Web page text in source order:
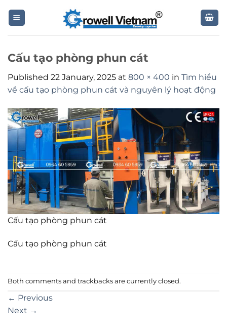
Cấu tạo phòng phun cát
Published 22 January, 2025 at 800 × 400 in Tìm hiểu
về cấu tạo phòng phun cát và nguyên lý hoạt động
Cấu tạo phòng phun cát
Cấu tạo phòng phun cát
Both comments and trackbacks are currently closed.
← Previous
Next →